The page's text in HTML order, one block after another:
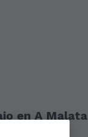
en A Malata